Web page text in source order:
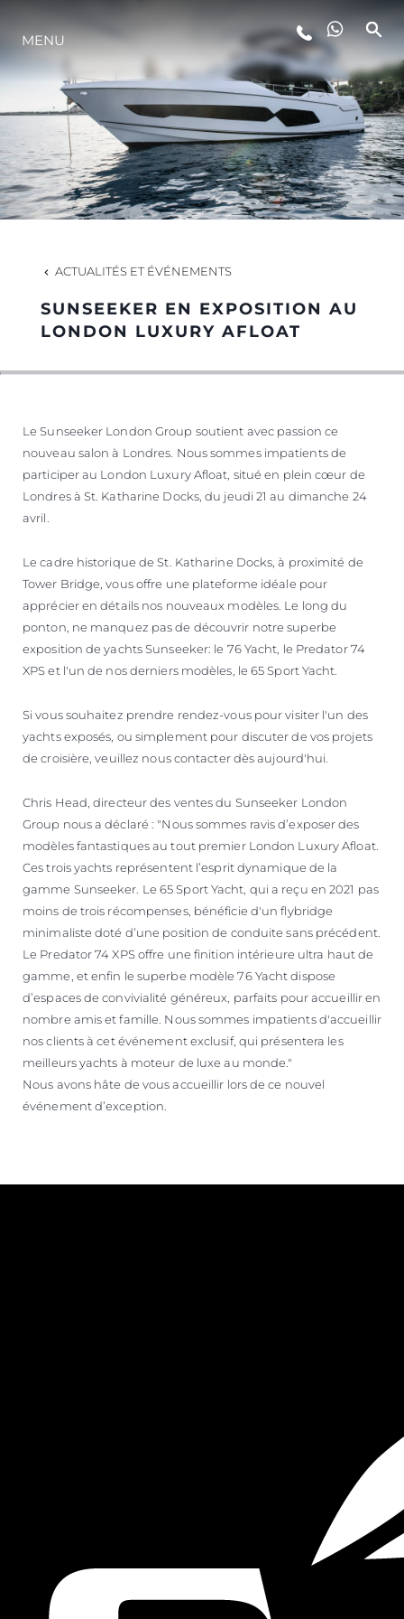
STYLE DE VIE
L'INNOVATION
LA SOCIÉTÉ
NOTRE ÉQUIPE
NOTRE HÉRITAGE
MENU
ACTUALITÉS ET ÉVÉNEMENTS
SUNSEEKER EN EXPOSITION AU
LONDON LUXURY AFLOAT
Le Sunseeker London Group soutient avec passion ce
nouveau salon à Londres. Nous sommes impatients de
participer au London Luxury Afloat, situé en plein cœur de
Londres à St. Katharine Docks, du jeudi 21 au dimanche 24
avril.
Le cadre historique de St. Katharine Docks, à proximité de
Tower Bridge, vous offre une plateforme idéale pour
apprécier en détails nos nouveaux modèles. Le long du
ponton, ne manquez pas de découvrir notre superbe
exposition de yachts Sunseeker: le 76 Yacht, le Predator 74
XPS et l'un de nos derniers modèles, le 65 Sport Yacht.
Si vous souhaitez prendre rendez-vous pour visiter l'un des
yachts exposés, ou simplement pour discuter de vos projets
de croisière, veuillez nous contacter dès aujourd'hui.
Chris Head, directeur des ventes du Sunseeker London
Group nous a déclaré : "Nous sommes ravis d’exposer des
modèles fantastiques au tout premier London Luxury Afloat.
Ces trois yachts représentent l’esprit dynamique de la
gamme Sunseeker. Le 65 Sport Yacht, qui a reçu en 2021 pas
moins de trois récompenses, bénéficie d'un flybridge
minimaliste doté d’une position de conduite sans précédent.
Le Predator 74 XPS offre une finition intérieure ultra haut de
gamme, et enfin le superbe modèle 76 Yacht dispose
d’espaces de convivialité généreux, parfaits pour accueillir en
nombre amis et famille. Nous sommes impatients d'accueillir
nos clients à cet événement exclusif, qui présentera les
meilleurs yachts à moteur de luxe au monde."
Nous avons hâte de vous accueillir lors de ce nouvel
événement d’exception.